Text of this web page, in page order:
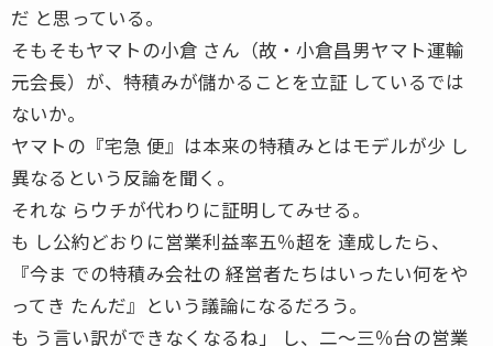
だ と思っている。
そもそもヤマトの小倉 さん（故・小倉昌男ヤマト運輸
元会長）が、特積みが儲かることを立証 しているでは
ないか。
ヤマトの『宅急 便』は本来の特積みとはモデルが少 し
異なるという反論を聞く。
それな らウチが代わりに証明してみせる。
も し公約どおりに営業利益率五％超を 達成したら、
『今ま での特積み会社の 経営者たちはいったい何をや
ってき たんだ』という議論になるだろう。
も う言い訳ができなくなるね」 し、二〜三％台の営業